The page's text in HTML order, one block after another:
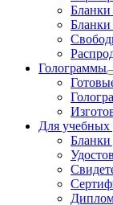
Бланки
Бланки
Голограммы
Для
Бланки